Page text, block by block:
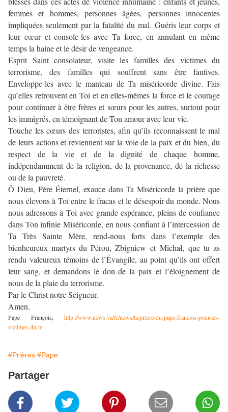
femmes et hommes, personnes âgées, personnes innocentes
impliquées seulement par la fatalité du mal. Guéris leur corps et
leur cœur et console-les avec Ta force, en annulant en même
temps la haine et le désir de vengeance.
Esprit Saint consolateur, visite les familles des victimes du
terrorisme, des familles qui souffrent sans être fautives.
Enveloppe-les avec le manteau de Ta miséricorde divine. Fais
qu’elles retrouvent en Toi et en elles-mêmes la force et le courage
pour continuer à être frères et sœurs pour les autres, surtout pour
les immigrés, en témoignant de Ton amour avec leur vie.
Touche les cœurs des terroristes, afin qu’ils reconnaissent le mal
de leurs actions et reviennent sur la voie de la paix et du bien, du
respect de la vie et de la dignité de chaque homme,
indépendamment de la religion, de la provenance, de la richesse
ou de la pauvreté.
Ô Dieu, Père Éternel, exauce dans Ta Miséricorde la prière que
nous élevons à Toi entre le fracas et le désespoir du monde. Nous
nous adressons à Toi avec grande espérance, pleins de confiance
dans Ton infinie Miséricorde, en nous confiant à l’intercession de
Ta Très Sainte Mère, rend-nous forts dans l’exemple des
bienheureux martyrs du Pérou, Zbigniew et Michał, que tu as
rendu valeureux témoins de l’Évangile, au point qu’ils ont offert
leur sang, et demandons le don de la paix et l’éloignement de
nous de la plaie du terrorisme.
Par le Christ notre Seigneur.
Amen.
Pape François, http://www.news.va/fr/news/la-priere-du-pape-francois-pour-les-
victimes-du-te
#Prières #Pape
Partager